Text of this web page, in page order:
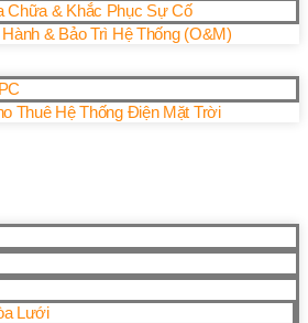
Chữa & Khắc Phục Sự Cố
& Bảo Trì Hệ Thống (O&M)
Thuê Hệ Thống Điện Mặt Trời
Lưới